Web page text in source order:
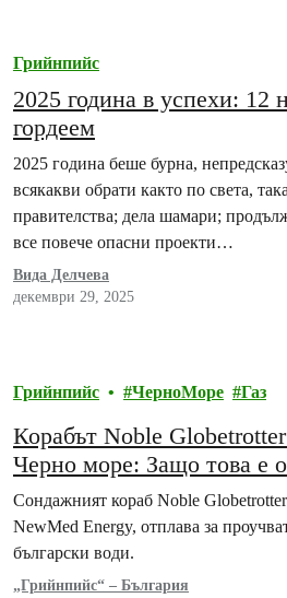
Грийнпийс
2025 година в успехи: 12
гордеем
2025 година беше бурна,
всякакви обрати както по света,
правителства; дела шамари;
все повече опасни проекти…
Вида Делчева
декември 29, 2025
Грийнпийс ЧерноМоре Газ
Корабът Noble
Черно море: Защо това е
Сондажният кораб Noble
NewMed Energy, отплава за
български води.
„Грийнпийс“ – България